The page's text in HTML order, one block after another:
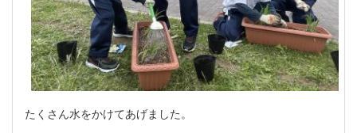
たくさん水をかけてあげました。